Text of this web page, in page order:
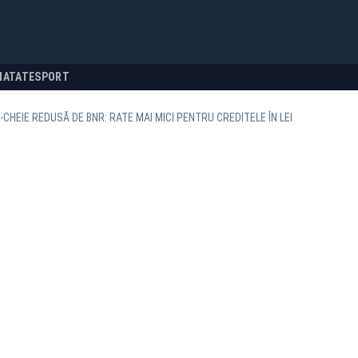
SPORT
REDUSĂ DE BNR: RATE MAI MICI PENTRU CREDITELE ÎN LEI